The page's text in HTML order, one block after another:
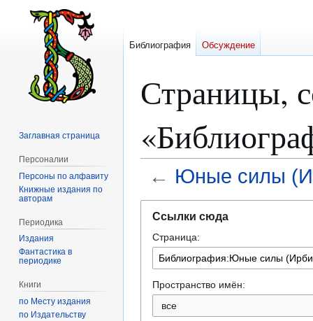
Страницы,
← Юные силы
навигации
поиску
Ссылки сюда
Страница:
Пространство имён:
все
Библиография Обсуждение
Заглавная страница
Персоналии
Персоны по алфавиту
Книжные издания по
авторам
Периодика
Издания
Фантастика в
периодике
Книги
по Месту издания
по Издательству